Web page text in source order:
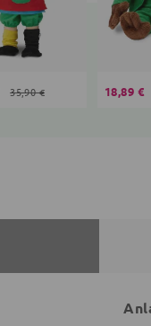
35,90 € 18,89 €